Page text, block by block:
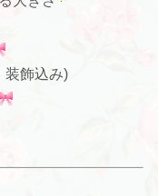
装飾込み)